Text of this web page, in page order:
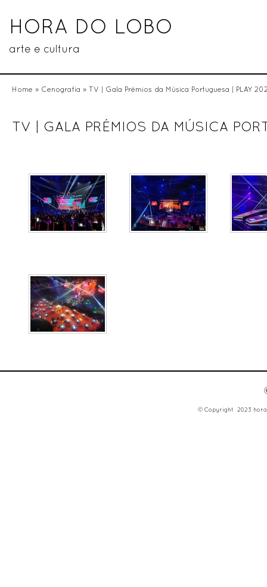
HORA DO LOBO
arte e cultura
Home » Cenografia » TV | Gala Prémios da Música Portuguesa | PLAY
TV | GALA PRÉMIOS DA MÚSICA
© Copyright 2023